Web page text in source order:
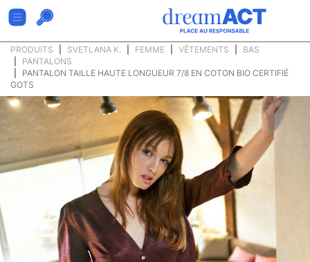
PRODUITS SVETLANA K. FEMME VÊTEMENTS
BAS
PANTALONS
PANTALON TAILLE HAUTE LONGUEUR 7/8 EN COTON BIO CERTIFIÉ
GOTS